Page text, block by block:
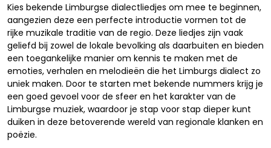
Kies bekende Limburgse dialectliedjes om mee te beginnen,
aangezien deze een perfecte introductie vormen tot de
rijke muzikale traditie van de regio. Deze liedjes zijn vaak
geliefd bij zowel de lokale bevolking als daarbuiten en bieden
een toegankelijke manier om kennis te maken met de
emoties, verhalen en melodieën die het Limburgs dialect zo
uniek maken. Door te starten met bekende nummers krijg je
een goed gevoel voor de sfeer en het karakter van de
Limburgse muziek, waardoor je stap voor stap dieper kunt
duiken in deze betoverende wereld van regionale klanken en
poëzie.